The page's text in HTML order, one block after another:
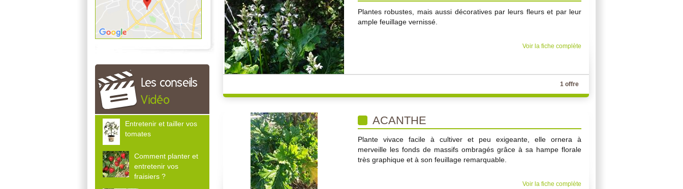
Les conseils
Vidéo
Entretenir et tailler vos
tomates
Comment planter et
entretenir vos
fraisiers ?
Plantes robustes, mais aussi décoratives par leurs fleurs et par leur
ample feuillage vernissé.
Voir la fiche complète
1 offre
ACANTHE
Plante vivace facile à cultiver et peu exigeante, elle ornera à
merveille les fonds de massifs ombragés grâce à sa hampe florale
très graphique et à son feuillage remarquable.
Voir la fiche complète